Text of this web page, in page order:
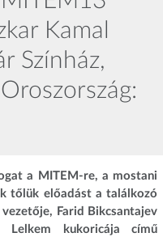
Kamal
Színház,
a MITEM-re, a mostani
tőlük előadást a találkozó
Farid Bikcsantajev
kukoricája című